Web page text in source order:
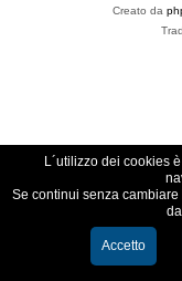
Creato da
L´utilizzo dei cookies
Se continui senza
Accetto